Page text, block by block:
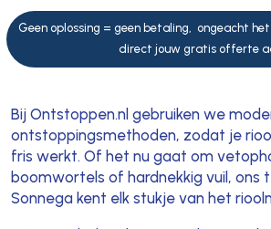
Geen oplossing = geen betaling, ongeacht
direct jouw gratis offerte
Bij Ontstoppen.nl gebruiken we
ontstoppingsmethoden, zodat je
fris werkt. Of het nu gaat om
boomwortels of hardnekkig vuil, ons
Sonnega kent elk stukje van het